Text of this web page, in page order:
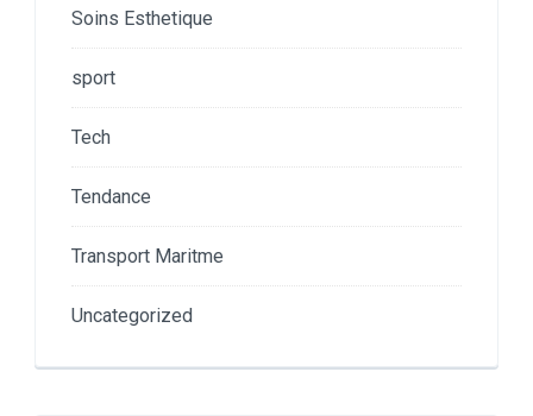
Soins Esthetique
sport
Tech
Tendance
Transport Maritme
Uncategorized